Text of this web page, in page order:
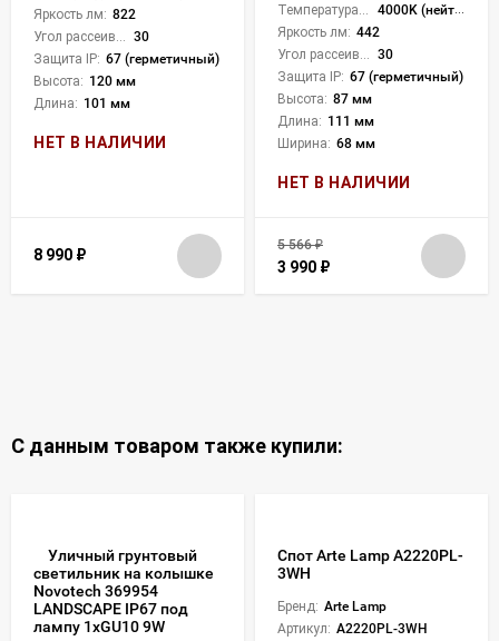
Яркость лм: 822
30
Защита IP: 67 (герметичный)
Высота: 120 мм
Длина: 101 мм
НЕТ В НАЛИЧИИ
8 990 ₽
4000K (нейтральный)
Яркость лм: 442
30
Защита IP: 67 (герметичный)
Высота: 87 мм
Длина: 111 мм
Ширина: 68 мм
НЕТ В НАЛИЧИИ
5 566₽
3 990 ₽
С данным товаром также купили:
Уличный грунтовый
светильник на колышке
Novotech 369954
LANDSCAPE IP67 под
лампу 1xGU10 9W
Спот Arte Lamp A2220PL-
3WH
Бренд: Arte Lamp
Артикул: A2220PL-3WH